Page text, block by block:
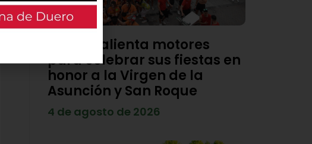
Viana calienta motores
para celebrar sus fiestas en
honor a la Virgen de la
Asunción y San Roque
4 de agosto de 2026